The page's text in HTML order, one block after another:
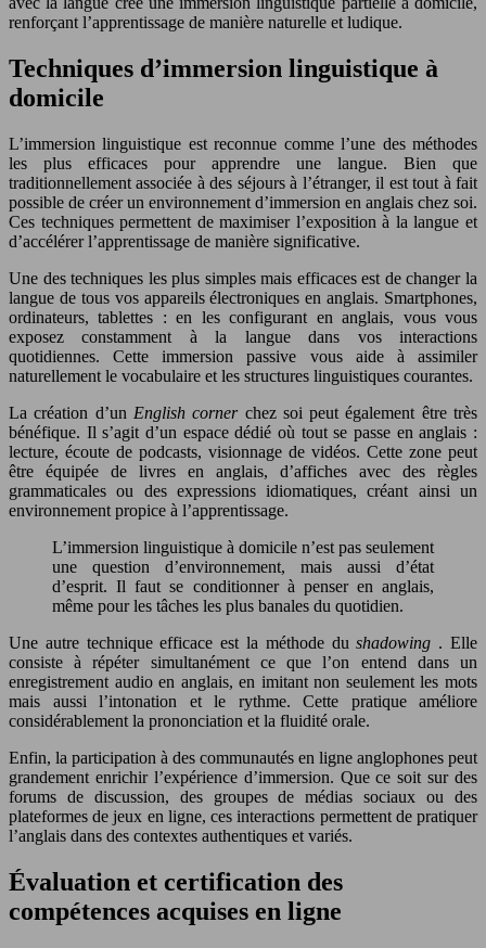
renforçant l’apprentissage de manière naturelle et ludique.
Techniques d’immersion linguistique à
domicile
L’immersion linguistique est reconnue comme l’une des méthodes
les plus efficaces pour apprendre une langue. Bien que
traditionnellement associée à des séjours à l’étranger, il est tout à fait
possible de créer un environnement d’immersion en anglais chez soi.
Ces techniques permettent de maximiser l’exposition à la langue et
d’accélérer l’apprentissage de manière significative.
Une des techniques les plus simples mais efficaces est de changer la
langue de tous vos appareils électroniques en anglais. Smartphones,
ordinateurs, tablettes : en les configurant en anglais, vous vous
exposez constamment à la langue dans vos interactions
quotidiennes. Cette immersion passive vous aide à assimiler
naturellement le vocabulaire et les structures linguistiques courantes.
La création d’un English corner chez soi peut également être très
bénéfique. Il s’agit d’un espace dédié où tout se passe en anglais :
lecture, écoute de podcasts, visionnage de vidéos. Cette zone peut
être équipée de livres en anglais, d’affiches avec des règles
grammaticales ou des expressions idiomatiques, créant ainsi un
environnement propice à l’apprentissage.
L’immersion linguistique à domicile n’est pas seulement
une question d’environnement, mais aussi d’état
d’esprit. Il faut se conditionner à penser en anglais,
même pour les tâches les plus banales du quotidien.
Une autre technique efficace est la méthode dushadowing . Elle
consiste à répéter simultanément ce que l’on entend dans un
enregistrement audio en anglais, en imitant non seulement les mots
mais aussi l’intonation et le rythme. Cette pratique améliore
considérablement la prononciation et la fluidité orale.
Enfin, la participation à des communautés en ligne anglophones peut
grandement enrichir l’expérience d’immersion. Que ce soit sur des
forums de discussion, des groupes de médias sociaux ou des
plateformes de jeux en ligne, ces interactions permettent de pratiquer
l’anglais dans des contextes authentiques et variés.
Évaluation et certification des
compétences acquises en ligne